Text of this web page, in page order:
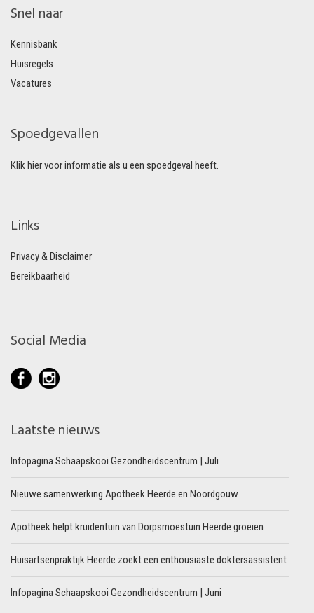
Snel naar
Kennisbank
Huisregels
Vacatures
Spoedgevallen
Klik hier voor informatie als u een spoedgeval heeft.
Links
Privacy & Disclaimer
Bereikbaarheid
Social Media
Laatste nieuws
Infopagina Schaapskooi Gezondheidscentrum | Juli
Nieuwe samenwerking Apotheek Heerde en Noordgouw
Apotheek helpt kruidentuin van Dorpsmoestuin Heerde groeien
Huisartsenpraktijk Heerde zoekt een enthousiaste doktersassistent
Infopagina Schaapskooi Gezondheidscentrum | Juni